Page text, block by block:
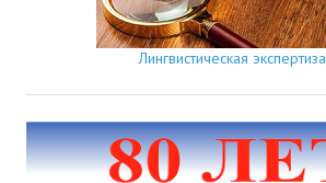
Лингвистическая экспертиза